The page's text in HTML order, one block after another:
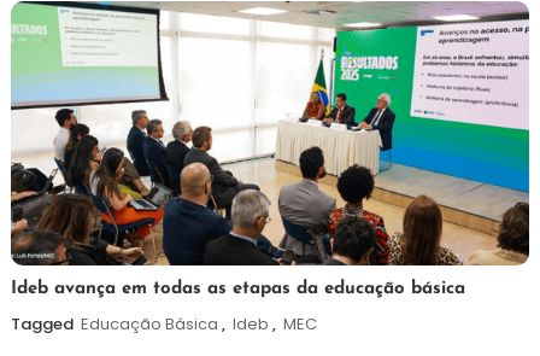
6
de
agosto
Maurilio
Ideb avança em todas as etapas da educação básica
Tagged Educação Básica , Ideb , MEC